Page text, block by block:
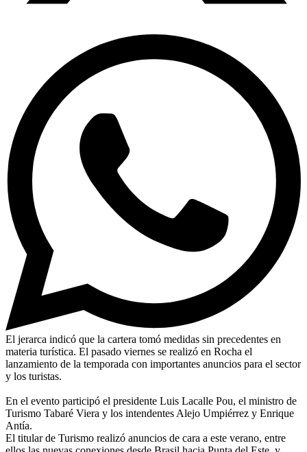
El jerarca indicó que la cartera tomó medidas sin precedentes en
materia turística. El pasado viernes se realizó en Rocha el
lanzamiento de la temporada con importantes anuncios para el sector
y los turistas.
En el evento participó el presidente Luis Lacalle Pou, el ministro de
Turismo Tabaré Viera y los intendentes Alejo Umpiérrez y Enrique
Antía.
El titular de Turismo realizó anuncios de cara a este verano, entre